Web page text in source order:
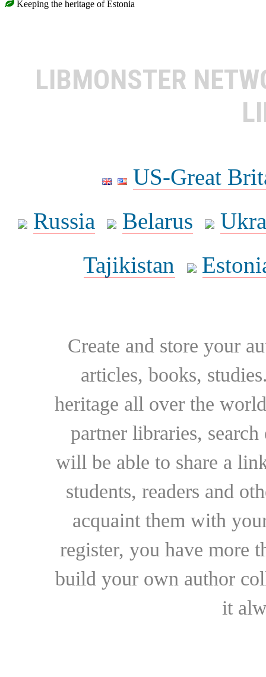
Keeping the heritage of Estonia
LIBMONSTER
US-Great
Russia
Belarus
Tajikistan
Create and store your
articles, books,
heritage all over the
partner libraries,
will be able to share a
students, readers and
acquaint them with
register, you have more
build your own author
it